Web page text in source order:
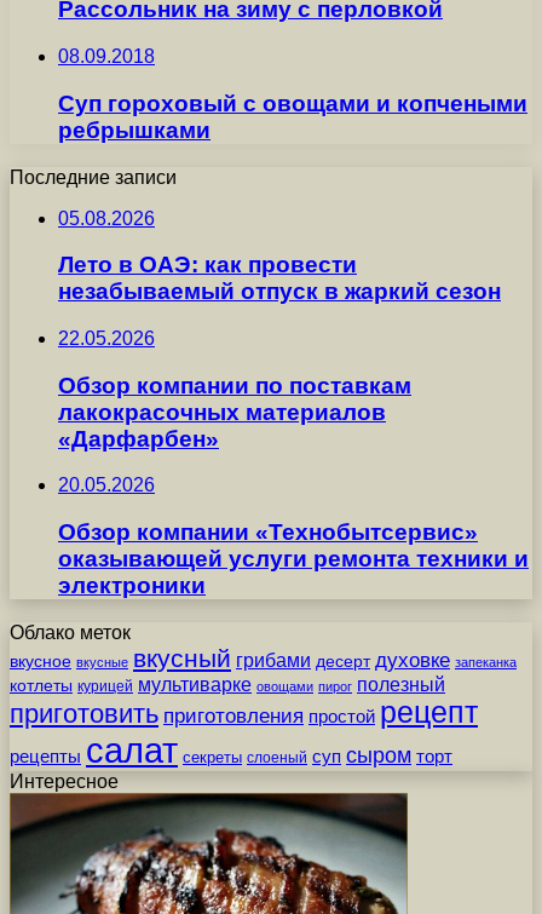
Рассольник на зиму с перловкой
08.09.2018
Суп гороховый с овощами и копчеными
ребрышками
Последние записи
05.08.2026
Лето в ОАЭ: как провести
незабываемый отпуск в жаркий сезон
22.05.2026
Обзор компании по поставкам
лакокрасочных материалов
«Дарфарбен»
20.05.2026
Обзор компании «Технобытсервис»
оказывающей услуги ремонта техники и
электроники
Облако меток
вкусное вкусные вкусный грибами десерт духовке запеканка
котлеты курицей мультиварке овощами пирог полезный
приготовить приготовления простой рецепт
рецепты салат секреты слоеный суп сыром торт
Интересное